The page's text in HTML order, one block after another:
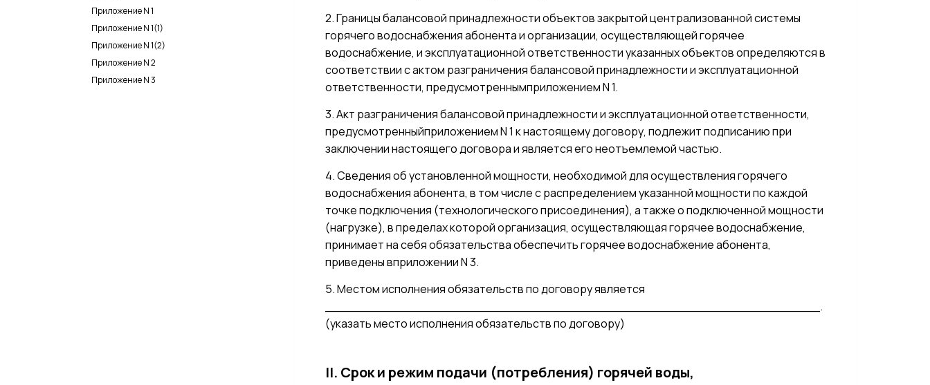
Приложение N 1
Приложение N 1(1)
Приложение N 1(2)
Приложение N 2
Приложение N 3
2. Границы балансовой принадлежности объектов закрытой централизованной системы
горячего водоснабжения абонента и организации, осуществляющей горячее
водоснабжение, и эксплуатационной ответственности указанных объектов определяются в
соответствии с актом разграничения балансовой принадлежности и эксплуатационной
ответственности, предусмотреннымприложением N 1.
3. Акт разграничения балансовой принадлежности и эксплуатационной ответственности,
предусмотренныйприложением N 1 к настоящему договору, подлежит подписанию при
заключении настоящего договора и является его неотъемлемой частью.
4. Сведения об установленной мощности, необходимой для осуществления горячего
водоснабжения абонента, в том числе с распределением указанной мощности по каждой
точке подключения (технологического присоединения), а также о подключенной мощности
(нагрузке), в пределах которой организация, осуществляющая горячее водоснабжение,
принимает на себя обязательства обеспечить горячее водоснабжение абонента,
приведены вприложении N 3.
5. Местом исполнения обязательств по договору является
_________________________________________________________________.
(указать место исполнения обязательств по договору)
II. Срок и режим подачи (потребления) горячей воды,